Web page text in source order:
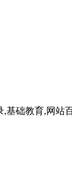
础教育,网